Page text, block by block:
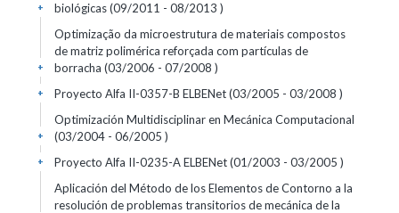
biológicas (09/2011 - 08/2013 )
+
Optimização da microestrutura de materiais compostos
de matriz polimérica reforçada com partículas de
borracha (03/2006 - 07/2008 )
+
Proyecto Alfa II-0357-B ELBENet (03/2005 - 03/2008 )
+
Optimización Multidisciplinar en Mecánica Computacional
(03/2004 - 06/2005 )
+
Proyecto Alfa II-0235-A ELBENet (01/2003 - 03/2005 )
+
Aplicación del Método de los Elementos de Contorno a la
resolución de problemas transitorios de mecánica de la